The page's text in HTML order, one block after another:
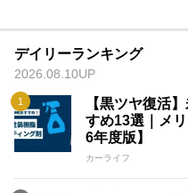
デイリーランキング
2026.08.10UP
【黒ツヤ復活
すめ13選｜メ
6年度版】
カーライフ